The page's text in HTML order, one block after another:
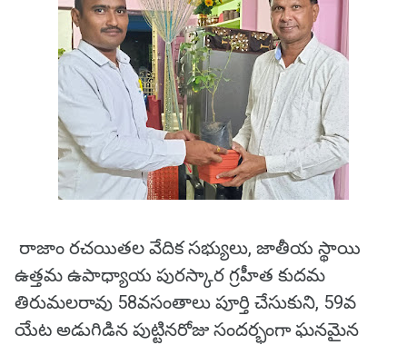
రాజాం రచయితల వేదిక సభ్యులు, జాతీయ స్థాయి
ఉత్తమ ఉపాధ్యాయ పురస్కార గ్రహీత కుదమ
తిరుమలరావు 58వసంతాలు పూర్తి చేసుకుని, 59వ
యేట అడుగిడిన పుట్టినరోజు సందర్భంగా ఘనమైన